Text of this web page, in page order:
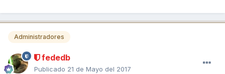
Administradores
fededb
Publicado 21 de Mayo del 2017